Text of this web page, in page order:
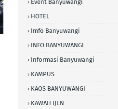
Event Banyuwangi
HOTEL
Imfo Banyuwangi
INFO BANYUWANGI
Informasi Banyuwangi
KAMPUS
KAOS BANYUWANGI
KAWAH IJEN